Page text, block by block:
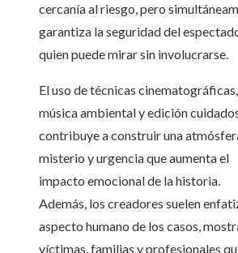
cercanía al riesgo, pero
garantiza la seguridad del
quien puede mirar sin involucrarse.
El uso de técnicas cinematográficas,
música ambiental y edición
contribuye a construir una
misterio y urgencia que aumenta el
impacto emocional de la historia.
Además, los creadores suelen
aspecto humano de los casos,
víctimas, familias y profesionales